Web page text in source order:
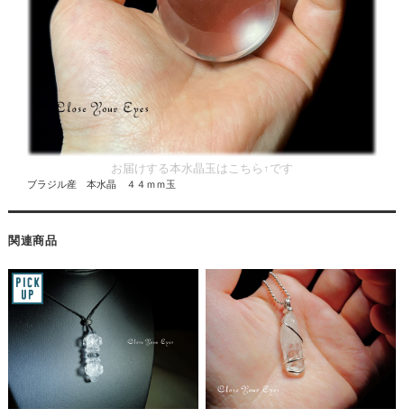
お届けする本水晶玉はこちら↑です
ブラジル産 本水晶 ４４ｍｍ玉
関連商品